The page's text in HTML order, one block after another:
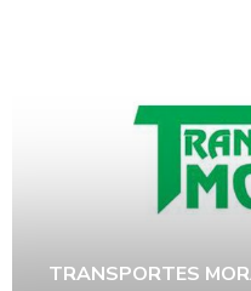
TRANSPORTES